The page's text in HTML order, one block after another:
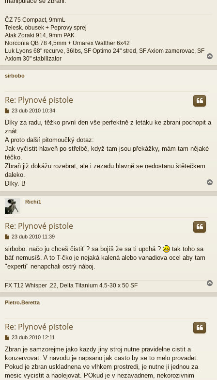
ČZ 75 Compact, 9mmL
Telesk. obusek + Peprovy sprej
Atak Zoraki 914, 9mm PAK
Norconia QB 78 4,5mm + Umarex Walther 6x42
Luk Lyons 68" recurve, 36lbs, SF Optimo 24" stred, SF Axiom zamerovac, SF
Axiom 30" stabilizator
a
h
sirbobo
Re: Plynové pistole
P
í
s
p
ě
v
e
k
23 dub 2010 10:34
Díky za radu, těžko první den vše perfektně z letáku ke zbrani pochopit a
znát.
A proto další pitomoučký dotaz:
Jak vyčistit hlaveň po střelbě, když tam jsou překážky, mám tam nějaké
téčko.
Zbraň již dokážu rozebrat, ale i zezadu hlavně se nedostanu štětečkem
daleko.
Díky. B
a
h
Richi1
Re: Plynové pistole
P
í
s
p
e
23 dub 2010 11:39
sirbobo: načo ju chceš čistiť ? sa bojíš že sa ti upchá ?
tak toho sa
báť nemusíš. A to T-čko je nejaká kalená alebo vanadiova ocel aby tam
"experti" nenapchali ostrý náboj.
FX T12 Whisper .22, Delta Titanium 4.5-30 x 50 SF
a
h
Pietro.Beretta
Re: Plynové pistole
P
í
s
p
ě
23 dub 2010 12:11
Zbran je samzorejme jako kazdy jiny stroj nutne pravidelne cistit a
konzervovat. V navodu je napsano jak casto by se to melo provadet.
Pokud je zbran uskladnena ve vlhkem prostredi, je nutne ji jednou za
mesic vycistit a naolejovat. POkud je v nezavadnem, nekorozivnim